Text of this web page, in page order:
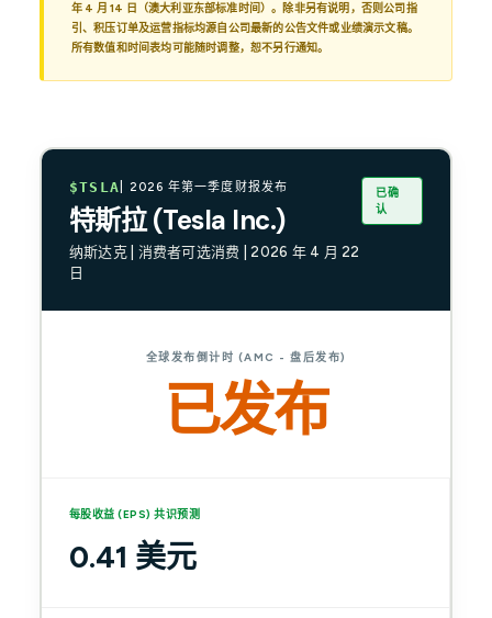
年 4 月 14 日（澳大利亚东部标准时间）。除非另有说明，否则公司指
引、积压订单及运营指标均源自公司最新的公告文件或业绩演示文稿。
所有数值和时间表均可能随时调整，恕不另行通知。
$TSLA | 2026 年第一季度财报发布
特斯拉 (Tesla Inc.)
纳斯达克 | 消费者可选消费 | 2026 年 4 月 22
日
已确
认
全球发布倒计时 (AMC - 盘后发布)
已发布
每股收益 (EPS) 共识预测
0.41 美元